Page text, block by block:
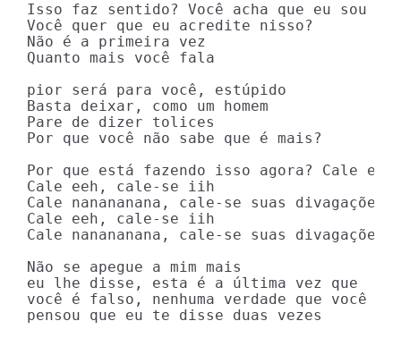
Isso faz sentido? Você acha que eu sou
Você quer que eu acredite nisso?
Não é a primeira vez
Quanto mais você fala
pior será para você, estúpido
Basta deixar, como um homem
Pare de dizer tolices
Por que você não sabe que é mais?
Por que está fazendo isso agora? Cale
Cale eeh, cale-se iih
Cale nanananana, cale-se suas
Cale eeh, cale-se iih
Cale nanananana, cale-se suas
Não se apegue a mim mais
eu lhe disse, esta é a última vez que
você é falso, nenhuma verdade que você
pensou que eu te disse duas vezes